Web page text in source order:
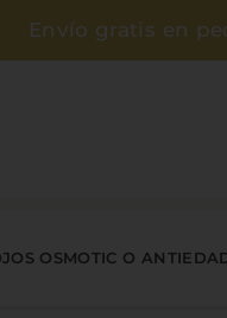
Envío gratis en
OSMOTIC O